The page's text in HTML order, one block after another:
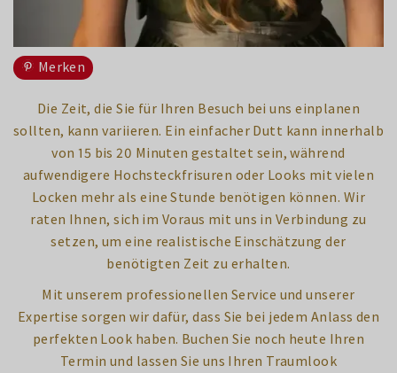
Merken
Die Zeit, die Sie für Ihren Besuch bei uns einplanen
sollten, kann variieren. Ein einfacher Dutt kann innerhalb
von 15 bis 20 Minuten gestaltet sein, während
aufwendigere Hochsteckfrisuren oder Looks mit vielen
Locken mehr als eine Stunde benötigen können. Wir
raten Ihnen, sich im Voraus mit uns in Verbindung zu
setzen, um eine realistische Einschätzung der
benötigten Zeit zu erhalten.
Mit unserem professionellen Service und unserer
Expertise sorgen wir dafür, dass Sie bei jedem Anlass den
perfekten Look haben. Buchen Sie noch heute Ihren
Termin und lassen Sie uns Ihren Traumlook